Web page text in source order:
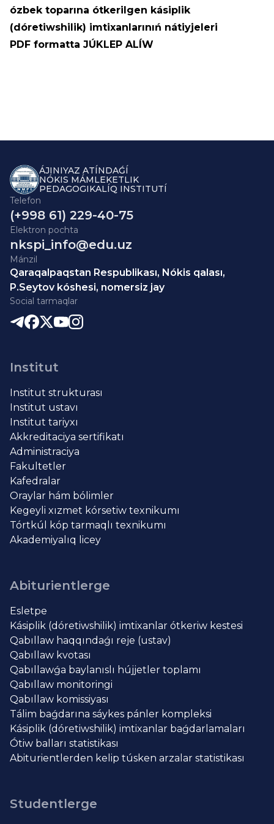
ózbek toparına ótkerilgen kásiplik
(dóretiwshilik) imtixanlarınıń nátiyjeleri
PDF formatta JÚKLEP ALÍW
ÁJINIYAZ ATÍNDAǴÍ
NÓKIS MÁMLEKETLIK
PEDAGOGIKALÍQ INSTITUTÍ
Telefon
(+998 61) 229-40-75
Elektron pochta
nkspi_info@edu.uz
Mánzil
Qaraqalpaqstan Respublikası, Nókis qalası,
P.Seytov kóshesi, nomersiz jay
Social tarmaqlar
Institut
Institut strukturası
Institut ustavı
Institut tariyxı
Akkreditaciya sertifikatı
Administraciya
Fakultetler
Kafedralar
Oraylar hám bólimler
Kegeyli xızmet kórsetiw texnikumı
Tórtkúl kóp tarmaqlı texnikumı
Akademiyalıq licey
Abiturientlerge
Esletpe
Kásiplik (dóretiwshilik) imtixanlar ótkeriw kestesi
Qabıllaw haqqındaǵı reje (ustav)
Qabıllaw kvotası
Qabıllawǵa baylanıslı hújjetler toplamı
Qabıllaw monitoringi
Qabıllaw komissiyası
Tálim baǵdarına sáykes pánler kompleksi
Kásiplik (dóretiwshilik) imtixanlar baǵdarlamaları
Ótiw balları statistikası
Abiturientlerden kelip túsken arzalar statistikası
Studentlerge